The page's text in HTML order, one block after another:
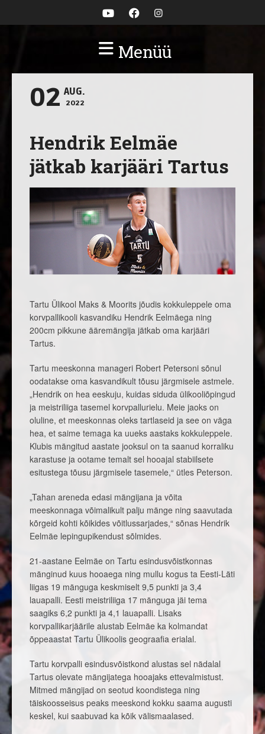
Menüü
02 AUG.
2022
Hendrik Eelmäe
jätkab karjääri Tartus
Tartu Ülikool Maks & Moorits jõudis kokkuleppele oma
korvpallikooli kasvandiku Hendrik Eelmäega ning
200cm pikkune ääremängija jätkab oma karjääri
Tartus.
Tartu meeskonna manageri Robert Petersoni sõnul
oodatakse oma kasvandikult tõusu järgmisele astmele.
„Hendrik on hea eeskuju, kuidas siduda ülikooliõpingud
ja meistriliiga tasemel korvpallurielu. Meie jaoks on
oluline, et meeskonnas oleks tartlaseid ja see on väga
hea, et saime temaga ka uueks aastaks kokkuleppele.
Klubis mängitud aastate jooksul on ta saanud korraliku
karastuse ja ootame temalt sel hooajal stabiilsete
esitustega tõusu järgmisele tasemele,“ ütles Peterson.
„Tahan areneda edasi mängijana ja võita
meeskonnaga võimalikult palju mänge ning saavutada
kõrgeid kohti kõikides võitlussarjades,“ sõnas Hendrik
Eelmäe lepingupikendust sõlmides.
21-aastane Eelmäe on Tartu esindusvõistkonnas
mänginud kuus hooaega ning mullu kogus ta Eesti-Läti
liigas 19 mänguga keskmiselt 9,5 punkti ja 3,4
lauapalli. Eesti meistriliiga 17 mänguga jäi tema
saagiks 6,2 punkti ja 4,1 lauapalli. Lisaks
korvpallikarjäärile alustab Eelmäe ka kolmandat
õppeaastat Tartu Ülikoolis geograafia erialal.
Tartu korvpalli esindusvõistkond alustas sel nädalal
Tartus olevate mängijatega hooajaks ettevalmistust.
Mitmed mängijad on seotud koondistega ning
täiskoosseisus peaks meeskond kokku saama augusti
keskel, kui saabuvad ka kõik välismaalased.